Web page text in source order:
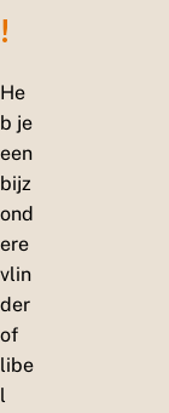
!
He
b je
een
bijz
ond
ere
vlin
der
of
libe
l